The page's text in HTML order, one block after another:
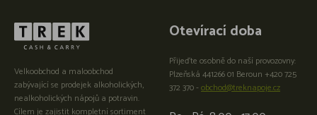
Velkoobchod a maloobchod
zabývající se prodejek alkoholických,
nealkoholických nápojů a potravin.
Cílem je zajistit kompletní sortiment
Otevírací doba
Přijeďte osobně do naší provozovny:
Plzeňská 441266 01 Beroun +420 725
372 370 -obchod@treknapoje.cz